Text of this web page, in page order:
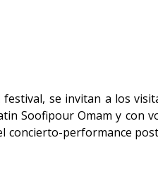
se invitan a los
Soofipour Omam y con
performance